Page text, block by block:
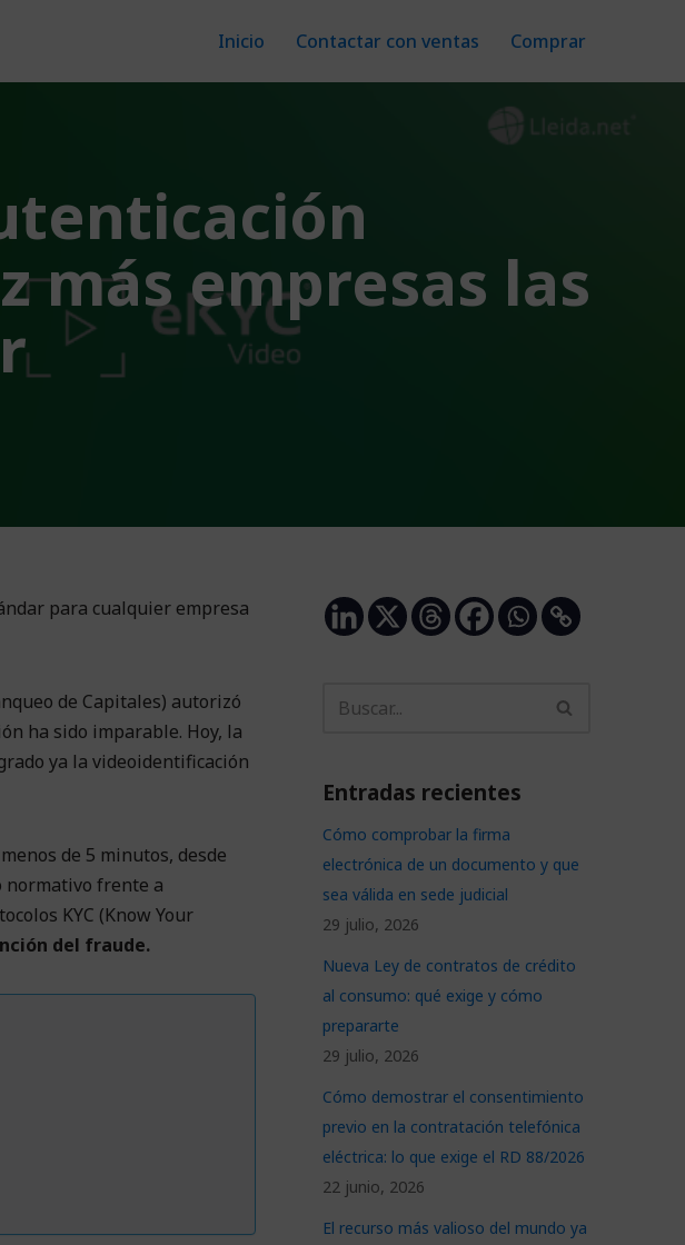
Inicio Contactar con ventas Comprar
más empresas las
para cualquier empresa
de Capitales) autorizó
ha sido imparable. Hoy, la
ya la videoidentificación
de 5 minutos, desde
normativo frente a
KYC (Know Your
del fraude.
Entradas recientes
Cómo comprobar la firma
electrónica de un documento y que
sea válida en sede judicial
29 julio, 2026
Nueva Ley de contratos de crédito
al consumo: qué exige y cómo
prepararte
29 julio, 2026
Cómo demostrar el consentimiento
previo en la contratación telefónica
eléctrica: lo que exige el RD 88/2026
22 junio, 2026
El recurso más valioso del mundo ya